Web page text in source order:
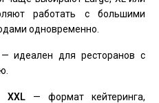
работать с большими
одновременно.
идеален для ресторанов с
XXL — формат кейтеринга,